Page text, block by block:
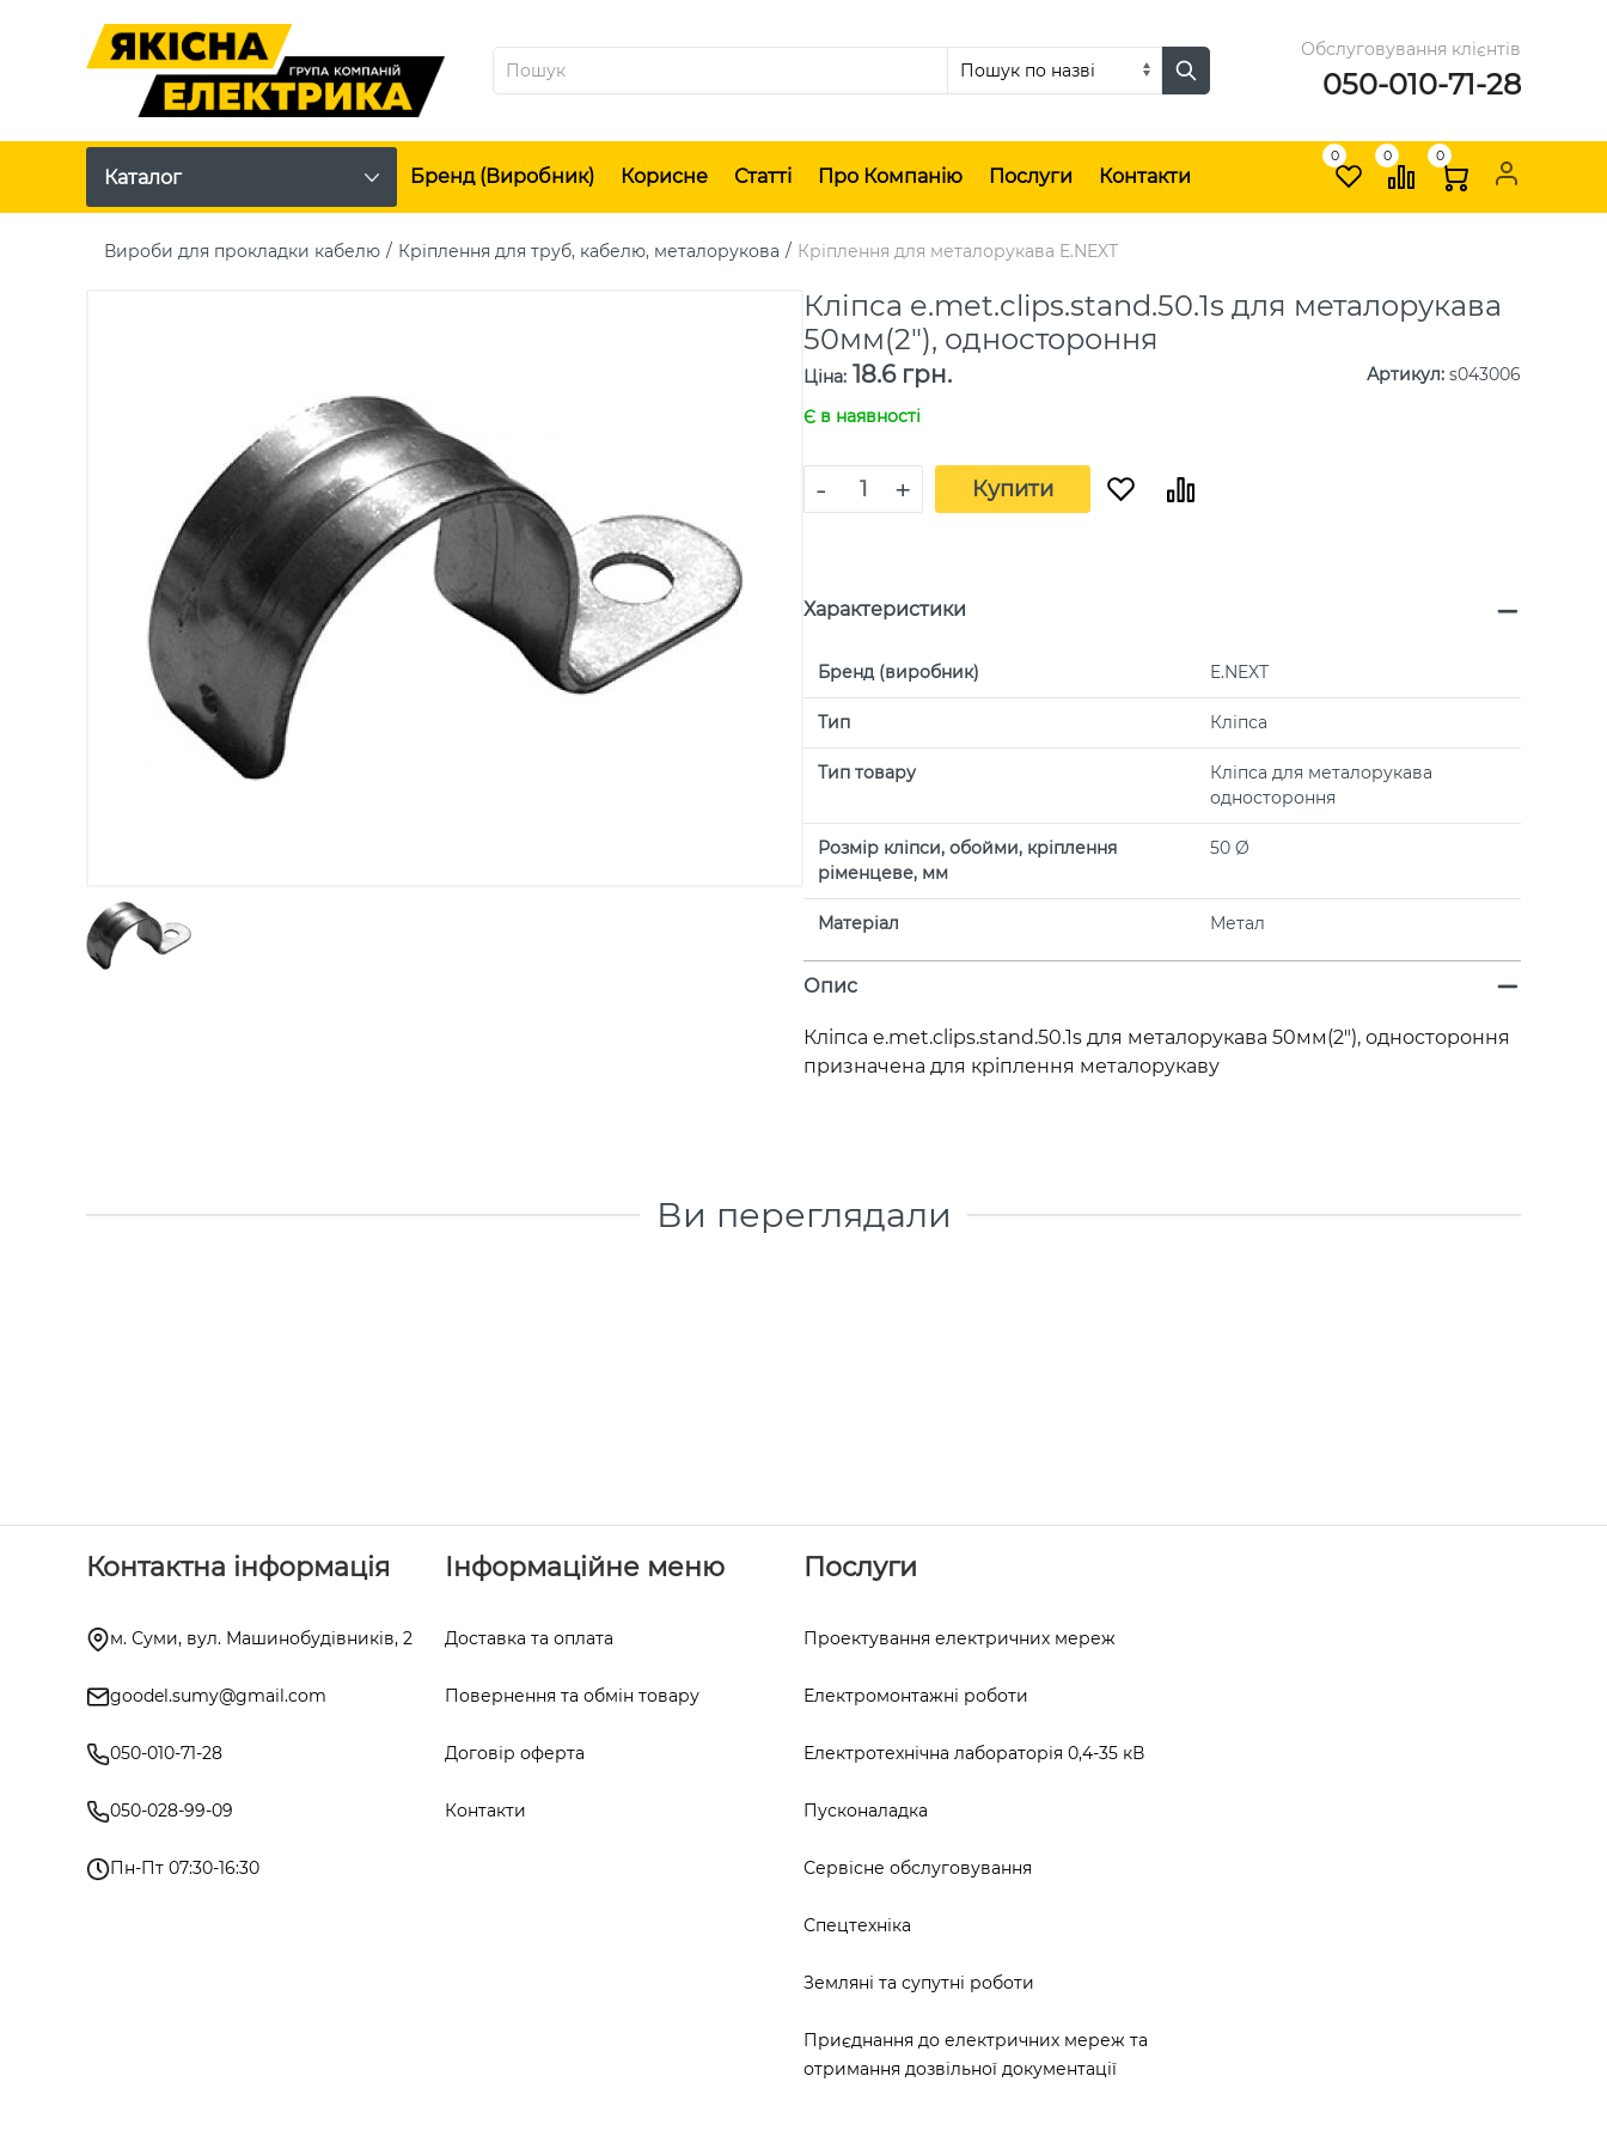
Обслуговування клієнтів
050-010-71-28
Каталог Бренд (виробник) Корисне Статті Про Компанію Послуги Контакти
0 0 0
Вироби для прокладки кабелю Кріплення для труб, кабелю, металорукова Кріплення для металорукава E.NEXT
Кліпса e.met.clips.stand.50.1s для металорукава
50мм(2"), одностороння
Ціна: 18.6 грн. Артикул: s043006
Є в наявності
- + Купити
Характеристики
Бренд (виробник) E.NEXT
Тип Кліпса
Тип товару
Кліпса для металорукава
одностороння
Розмір кліпси, обойми, кріплення
ріменцеве, мм
50 Ø
Матеріал Метал
Опис
Кліпса e.met.clips.stand.50.1s для металорукава 50мм(2"), одностороння
призначена для кріплення металорукаву
Ви переглядали
Контактна інформація
м. Суми, вул. Машинобудівників, 2
goodel.sumy@gmail.com
050-010-71-28
050-028-99-09
Пн-Пт 07:30-16:30
Інформаційне меню
Доставка та оплата
Повернення та обмін товару
Договір оферта
Контакти
Послуги
Проектування електричних мереж
Електромонтажні роботи
Електротехнічна лабораторія 0,4-35 кВ
Пусконаладка
Сервісне обслуговування
Спецтехніка
Земляні та супутні роботи
Приєднання до електричних мереж та
отримання дозвільної документації